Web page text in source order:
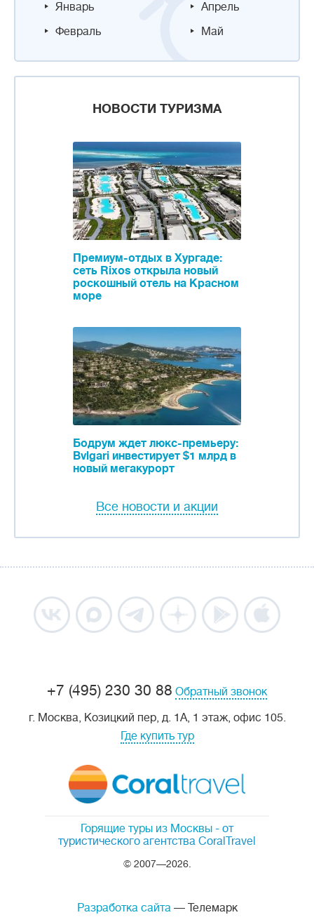
Январь
Февраль
Апрель
Май
НОВОСТИ ТУРИЗМА
Премиум-отдых в Хургаде:
сеть Rixos открыла новый
роскошный отель на Красном
море
Бодрум ждет люкс-премьеру:
Bvlgari инвестирует $1 млрд в
новый мегакурорт
Все новости и акции
Горящие туры из Москвы - от
туристического агентства CoralTravel
© 2007—2026.
+7 (495) 230 30 88 Обратный звонок
г. Москва, Козицкий пер, д. 1А, 1 этаж, офис 105.
Где купить тур
Разработка сайта— Телемарк